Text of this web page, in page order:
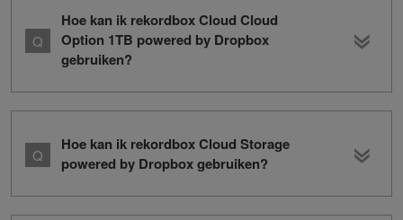
Hoe kan ik rekordbox Cloud Cloud
Option 1TB powered by Dropbox
gebruiken?
Hoe kan ik rekordbox Cloud Storage
powered by Dropbox gebruiken?